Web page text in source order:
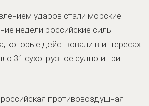
ударов стали морские
недели российские силы
которые действовали в интересах
31 сухогрузное судно и три
противовоздушная